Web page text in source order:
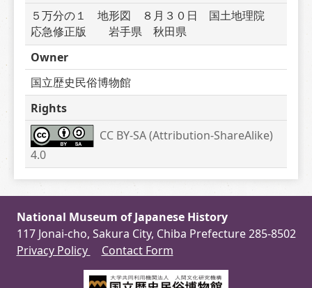
５万分の１　地形図　８月３０日　国土地理院
応急修正版　　岩手県　秋田県
Owner
国立歴史民俗博物館
Rights
CC BY-SA (Attribution-ShareAlike)
4.0
National Museum of Japanese History
117 Jonai-cho, Sakura City, Chiba Prefecture 285-8502
Privacy Policy
Contact Form